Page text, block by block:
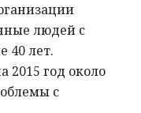
людей с
40 лет.
2015 год около
с